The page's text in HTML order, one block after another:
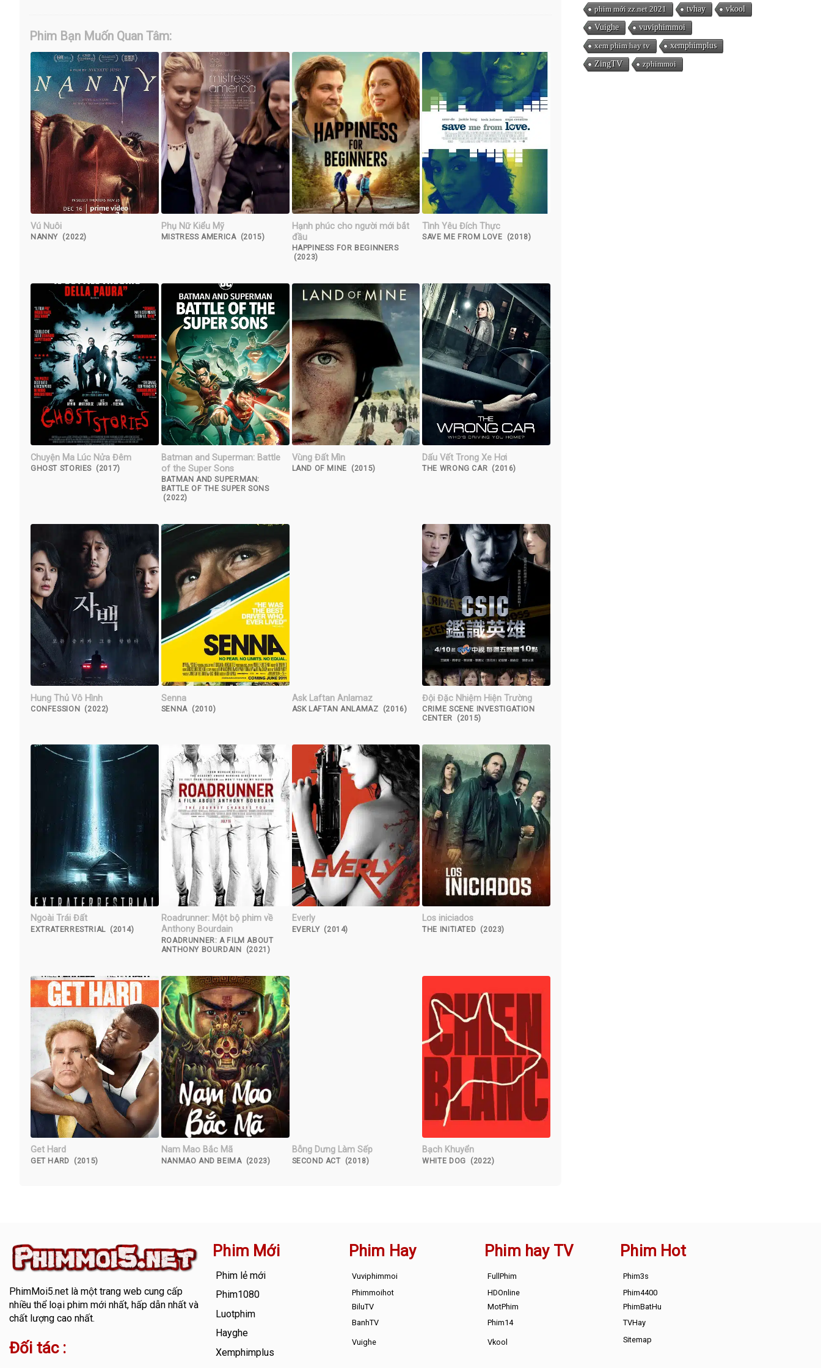
Phim Bạn Muốn Quan Tâm:
Vú Nuôi
NANNY (2022)
Phụ Nữ Kiểu Mỹ
MISTRESS AMERICA (2015)
Hạnh phúc cho người mới bắt
đầu
HAPPINESS FOR BEGINNERS
(2023)
Tình Yêu Đích Thực
SAVE ME FROM LOVE (2018)
Chuyện Ma Lúc Nửa Đêm
GHOST STORIES (2017)
Batman and Superman: Battle
of the Super Sons
BATMAN AND SUPERMAN:
BATTLE OF THE SUPER SONS
(2022)
Vùng Đất Mìn
LAND OF MINE (2015)
Dấu Vết Trong Xe Hơi
THE WRONG CAR (2016)
Hung Thủ Vô Hình
CONFESSION (2022)
Senna
SENNA (2010)
Ask Laftan Anlamaz
ASK LAFTAN ANLAMAZ (2016)
Đội Đặc Nhiệm Hiện Trường
CRIME SCENE INVESTIGATION
CENTER (2015)
Ngoài Trái Đất
EXTRATERRESTRIAL (2014)
Roadrunner: Một bộ phim về
Anthony Bourdain
ROADRUNNER: A FILM ABOUT
ANTHONY BOURDAIN (2021)
Everly
EVERLY (2014)
Los iniciados
THE INITIATED (2023)
Get Hard
GET HARD (2015)
Nam Mao Bắc Mã
NANMAO AND BEIMA (2023)
Bỗng Dưng Làm Sếp
SECOND ACT (2018)
Bạch Khuyển
WHITE DOG (2022)
phim mới zz.net 2021 tvhay
vkool
Vuighe
vuviphimmoi
xem phim hay tv
xemphimplus
ZingTV
zphimmoi
PhimMoi5.netlà một trang web cung cấp
nhiều thể loại phim mới nhất, hấp dẫn nhất và
chất lượng cao nhất.
Đối tác :
Phim Mới
Phim lẻ mới
Phim1080
Luotphim
Hayghe
Xemphimplus
Phim Hay
Vuviphimmoi
Phimmoihot
BiluTV
BanhTV
Vuighe
Phim hay TV
FullPhim
HDOnline
MotPhim
Phim14
Vkool
Phim Hot
Phim3s
Phim4400
PhimBatHu
TVHay
Sitemap